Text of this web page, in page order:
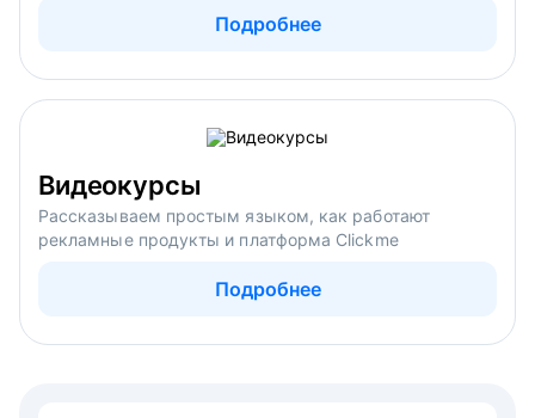
Подробнее
Видеокурсы
Рассказываем простым языком, как работают
рекламные продукты и платформа Clickme
Подробнее